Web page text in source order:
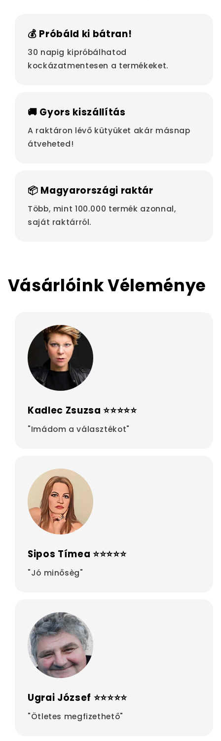
💰 Próbáld ki bátran!
30 napig kipróbálhatod
kockázatmentesen a termékeket.
🚚 Gyors kiszállítás
A raktáron lévő kütyüket akár másnap
átveheted!
📦 Magyarországi raktár
Több, mint 100.000 termék azonnal,
saját raktárról.
Vásárlóink Véleménye
Kadlec Zsuzsa ⭐⭐⭐⭐⭐
"Imádom a választékot"
Sipos Tímea ⭐⭐⭐⭐⭐
"Jó minősèg"
Ugrai József ⭐⭐⭐⭐⭐
"Ötletes megfizethető"